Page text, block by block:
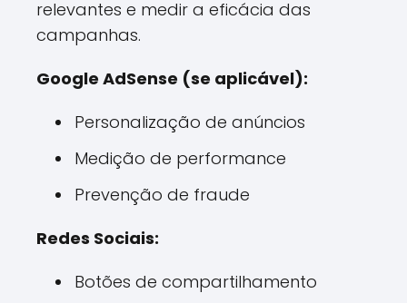
relevantes e medir a eficácia das
campanhas.
Google AdSense (se aplicável):
Personalização de anúncios
Medição de performance
Prevenção de fraude
Redes Sociais:
Botões de compartilhamento